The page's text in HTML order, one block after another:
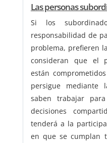
Las personas
Si los
responsabilidad de
problema, prefieren
consideran que el
están
persigue
saben trabajar
decisiones
tenderá a la
en que se cumplan